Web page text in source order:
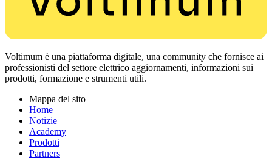
Voltimum è una piattaforma digitale, una community che fornisce ai
professionisti del settore elettrico aggiornamenti, informazioni sui
prodotti, formazione e strumenti utili.
Mappa del sito
Home
Notizie
Academy
Prodotti
Partners